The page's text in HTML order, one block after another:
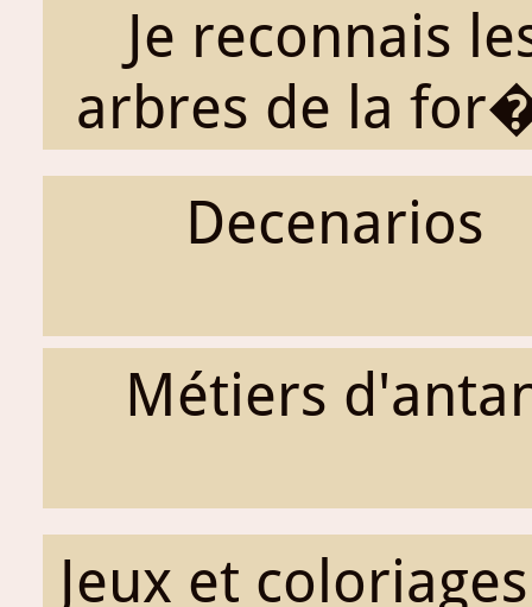
Je reconnais
arbres de la
Decenarios
Métiers
Jeux et